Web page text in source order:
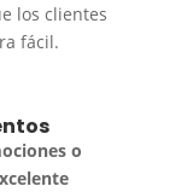
los clientes
fácil.
o